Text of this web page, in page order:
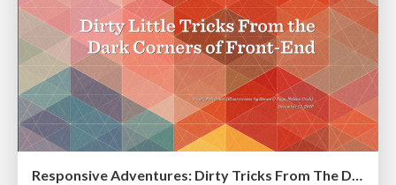
Responsive Adventures: Dirty Tricks From The Dark Corners of Front-End